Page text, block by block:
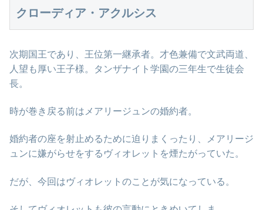
クローディア・アクルシス
次期国王であり、王位第一継承者。才色兼備で文武両道、
人望も厚い王子様。タンザナイト学園の三年生で生徒会
長。
時が巻き戻る前はメアリージュンの婚約者。
婚約者の座を射止めるために迫りまくったり、メアリージ
ュンに嫌がらせをするヴィオレットを煙たがっていた。
だが、今回はヴィオレットのことが気になっている。